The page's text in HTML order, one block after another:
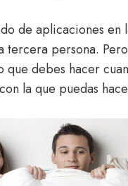
de aplicaciones en
tercera persona.
que debes hacer
la que puedas